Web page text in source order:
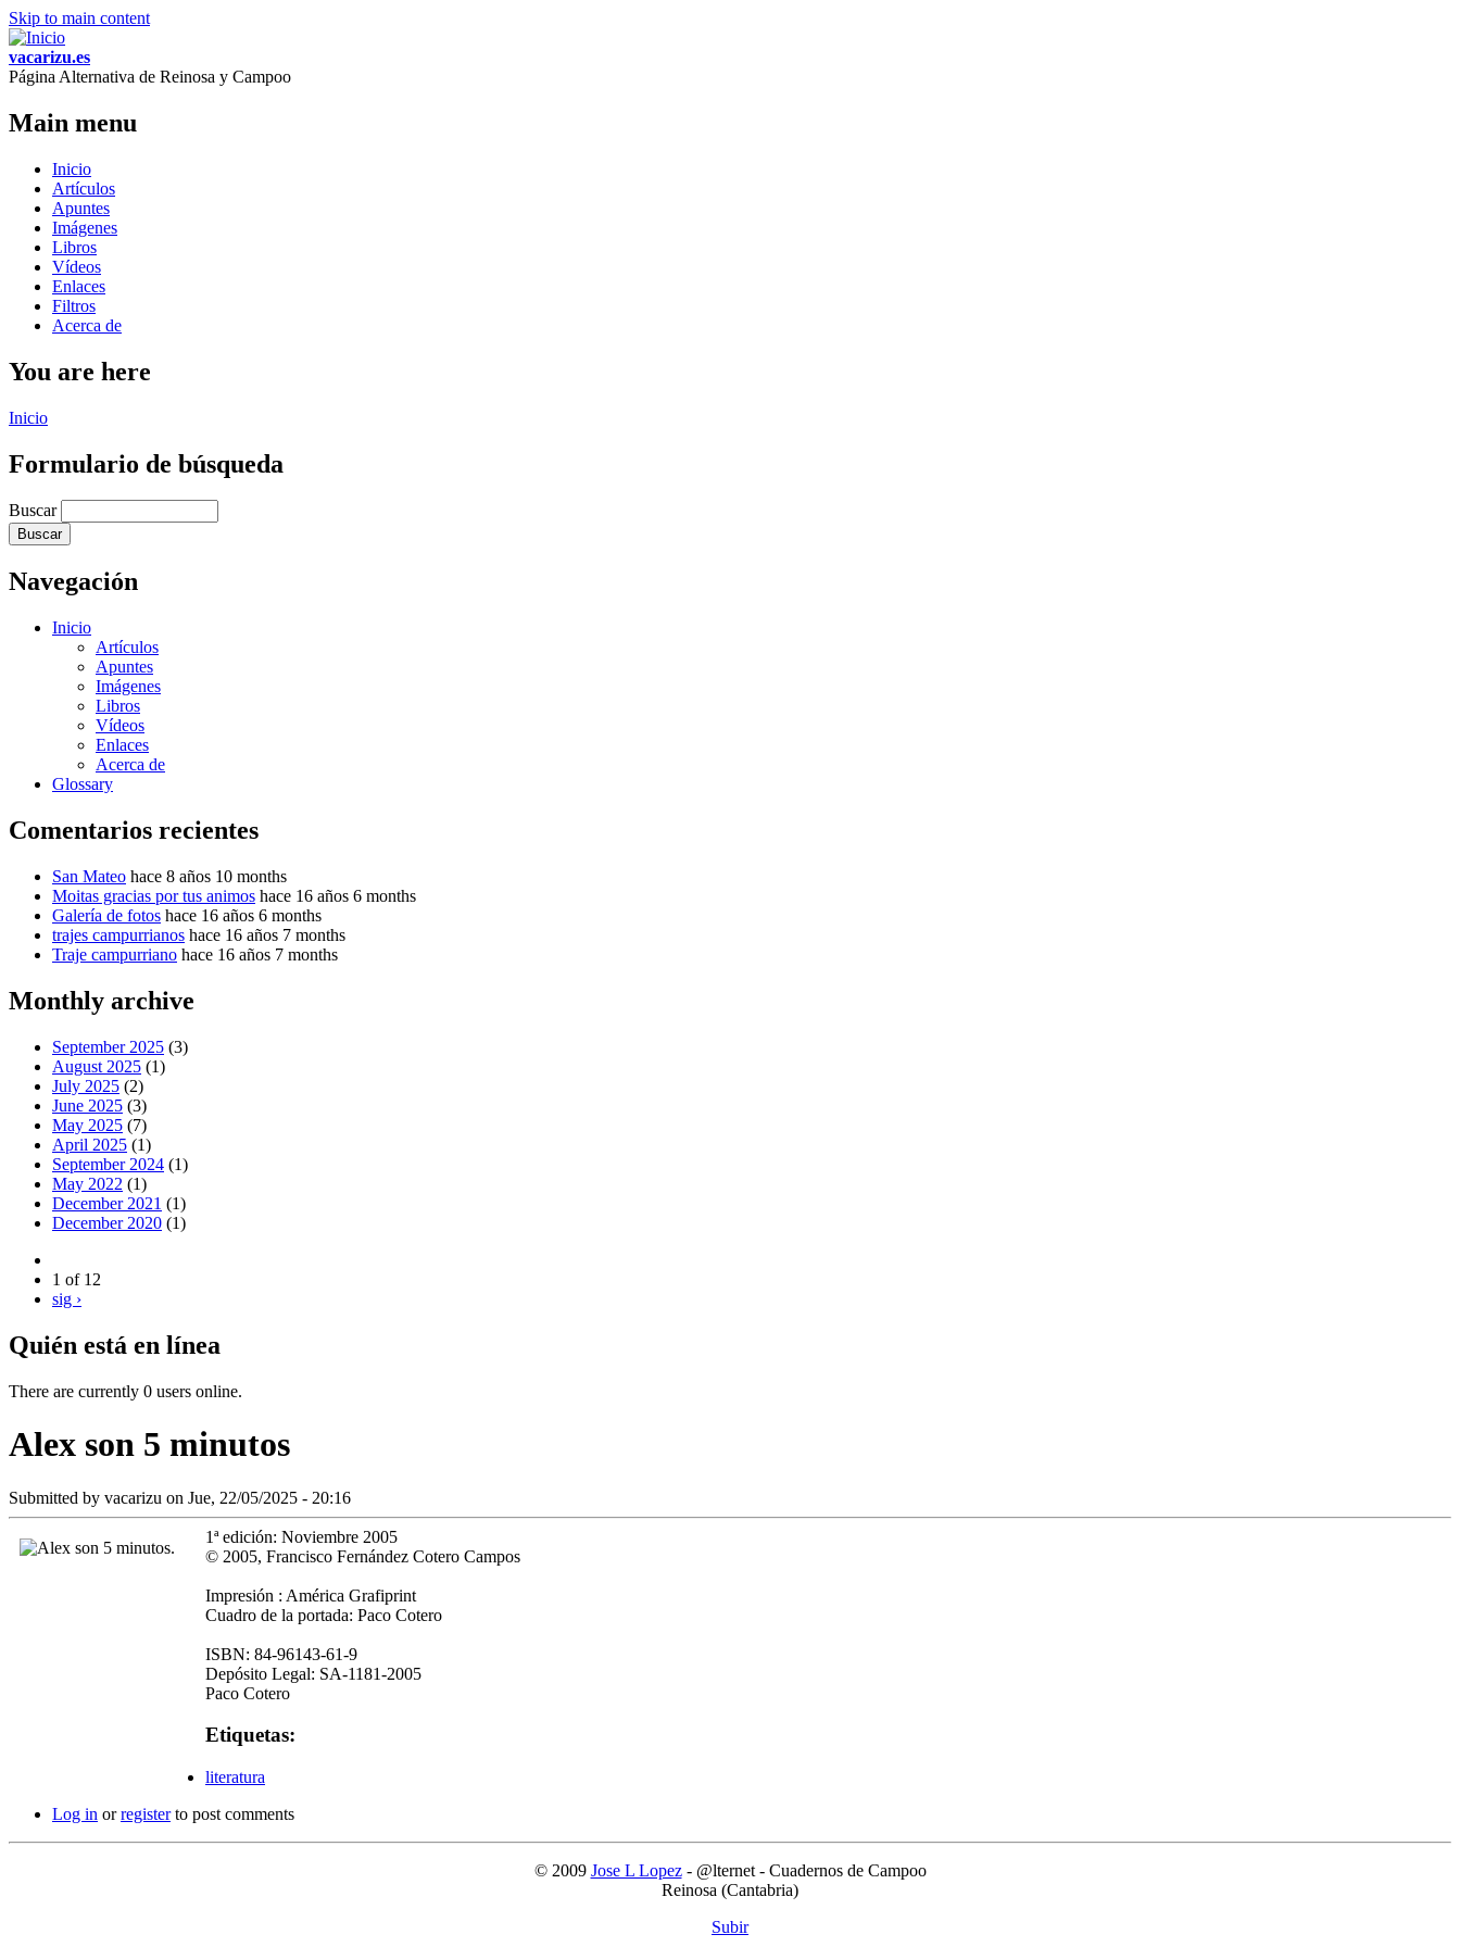
Skip to main content
vacarizu.es
Página Alternativa de Reinosa y Campoo
Main menu
Inicio
Artículos
Apuntes
Imágenes
Libros
Vídeos
Enlaces
Filtros
Acerca de
You are here
Inicio
Formulario de búsqueda
Buscar
Navegación
Inicio
Artículos
Apuntes
Imágenes
Libros
Vídeos
Enlaces
Acerca de
Glossary
Comentarios recientes
San Mateo hace 8 años 10 months
Moitas gracias por tus animos hace 16 años 6 months
Galería de fotos hace 16 años 6 months
trajes campurrianos hace 16 años 7 months
Traje campurriano hace 16 años 7 months
Monthly archive
September 2025 (3)
August 2025 (1)
July 2025 (2)
June 2025 (3)
May 2025 (7)
April 2025 (1)
September 2024 (1)
May 2022 (1)
December 2021 (1)
December 2020 (1)
1 of 12
sig ›
Quién está en línea
There are currently 0 users online.
Alex son 5 minutos
Submitted by vacarizu on Jue, 22/05/2025 - 20:16
1ª edición: Noviembre 2005
© 2005, Francisco Fernández Cotero Campos
Impresión : América Grafiprint
Cuadro de la portada: Paco Cotero
ISBN: 84-96143-61-9
Depósito Legal: SA-1181-2005
Paco Cotero
Etiquetas:
literatura
Log in orregisterto post comments
© 2009 Jose L Lopez- @lternet - Cuadernos de Campoo
Reinosa (Cantabria)
Subir